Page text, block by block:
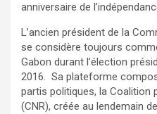
anniversaire de
L’ancien président de la
se considère toujours
Gabon durant l’élection
2016. Sa plateforme
partis politiques, la Coalition
(CNR), créée au lendemain